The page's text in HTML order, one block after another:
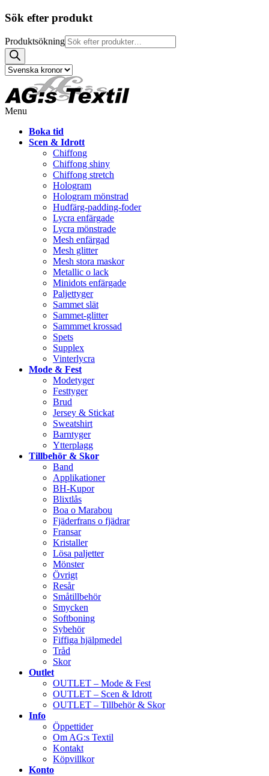
Sök efter produkt
Produktsökning
Menu
Boka tid
Scen & Idrott
Chiffong
Chiffong shiny
Chiffong stretch
Hologram
Hologram mönstrad
Hudfärg-padding-foder
Lycra enfärgade
Lycra mönstrade
Mesh enfärgad
Mesh glitter
Mesh stora maskor
Metallic o lack
Minidots enfärgade
Paljettyger
Sammet slät
Sammet-glitter
Sammmet krossad
Spets
Supplex
Vinterlycra
Mode & Fest
Modetyger
Festtyger
Brud
Jersey & Stickat
Sweatshirt
Barntyger
Ytterplagg
Tillbehör & Skor
Band
Applikationer
BH-Kupor
Blixtlås
Boa o Marabou
Fjäderfrans o fjädrar
Fransar
Kristaller
Lösa paljetter
Mönster
Övrigt
Resår
Småtillbehör
Smycken
Softboning
Sybehör
Fiffiga hjälpmedel
Tråd
Skor
Outlet
OUTLET – Mode & Fest
OUTLET – Scen & Idrott
OUTLET – Tillbehör & Skor
Info
Öppettider
Om AG:s Textil
Kontakt
Köpvillkor
Konto